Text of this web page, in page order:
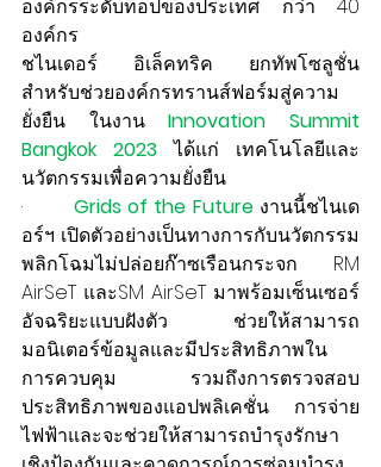
องค์กรระดับท็อปของประเทศ กว่า 40
องค์กร
ชไนเดอร์ อิเล็คทริค ยกทัพโซลูชั่น
สำหรับช่วยองค์กรทรานส์ฟอร์มสู่ความ
ยั่งยืน ในงาน Innovation Summit
Bangkok 2023 ได้แก่ เทคโนโลยีและ
นวัตกรรมเพื่อความยั่งยืน
· Grids of the Future งานนี้ชไนเด
อร์ฯ เปิดตัวอย่างเป็นทางการกับนวัตกรรม
พลิกโฉมไม่ปล่อยก๊าซเรือนกระจก RM
AirSeT และSM AirSeT มาพร้อมเซ็นเซอร์
อัจฉริยะแบบฝังตัว ช่วยให้สามารถ
มอนิเตอร์ข้อมูลและมีประสิทธิภาพใน
การควบคุม รวมถึงการตรวจสอบ
ประสิทธิภาพของแอปพลิเคชั่น การจ่าย
ไฟฟ้าและจะช่วยให้สามารถบำรุงรักษา